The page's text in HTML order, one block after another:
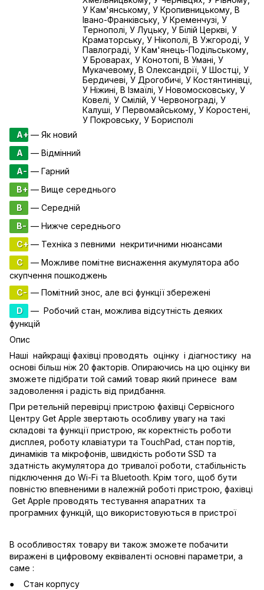
У Кам'янському, У Кропивницькому, В
Івано-Франківську, У Кременчузі, У
Тернополі, У Луцьку, У Білій Церкві, У
Краматорську, У Нікополі, В Ужгороді, У
Павлограді, У Кам'янець-Подільському,
У Броварах, У Конотопі, В Умані, У
Мукачевому, В Олександрії, У Шостці, У
Бердичеві, У Дрогобичі, У Костянтинівці,
У Ніжині, В Ізмаїлі, У Новомосковську, У
Ковелі, У Смілій, У Червонограді, У
Калуші, У Первомайському, У Коростені,
У Покровську, У Борисполі
A+— Як новий
A
— Відмінний
A- — Гарний
B+ — Вище середнього
B
— Середній
B- — Нижче середнього
C+— Техніка з певними некритичними нюансами
C
— Можливе помітне виснаження акумулятора або
скупчення пошкоджень
C- — Помітний знос, але всі функції збережені
D
— Робочий стан, можлива відсутність деяких
функцій
Опис
Наші найкращі фахівці проводять оцінку і діагностику на
основі більш ніж 20 факторів. Опираючись на цю оцінку ви
зможете підібрати той самий товар який принесе вам
задоволення і радість від придбання.
При ретельній перевірці пристрою фахівці Сервісного
Центру Get Apple звертають особливу увагу на такі
складові та функції пристрою, як коректність роботи
дисплея, роботу клавіатури та TouchPad, стан портів,
динаміків та мікрофонів, швидкість роботи SSD та
здатність акумулятора до тривалої роботи, стабільність
підключення до Wi-Fi та Bluetooth. Крім того, щоб бути
повністю впевненими в належній роботі пристрою, фахівці
Get Apple проводять тестування апаратних та
програмних функцій, що використовуються в пристрої
В особливостях товару ви також зможете побачити
виражені в цифровому еквіваленті основні параметри, а
саме :
Стан корпусу